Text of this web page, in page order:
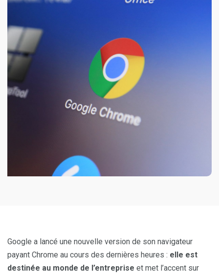
Google a lancé une nouvelle version de son navigateur
payant Chrome au cours des dernières heures : elle est
destinée au monde de l’entreprise et met l’accent sur